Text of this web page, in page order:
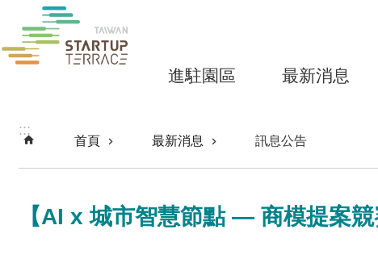
跳到主要內容區塊
進駐園區 最新消息
:::
首頁 最新消息 訊息公告
【AI x 城市智慧節點 — 商模提案